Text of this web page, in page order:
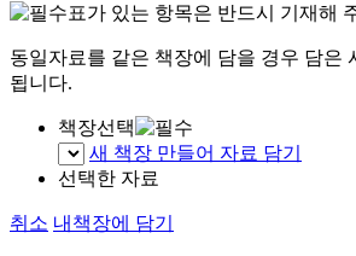
표가 있는 항목은 반드시 기재해
동일자료를 같은 책장에 담을 경우 담은
됩니다.
책장선택
새 책장 만들어 자료 담기
선택한 자료
취소 내책장에 담기